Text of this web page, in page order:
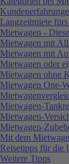
Langzeitmiete
Mietwagen -
Mietwagen mit
Mietwagen mit
Mietwagen oder
Mietwagen ohne
Mietwagen One-
Mietwagen-
Mietwagen-
Mietwagen-
Mit dem
Reisetipps für die
Weitere Tipps